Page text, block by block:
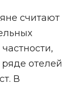
считают
частности,
отелей
В